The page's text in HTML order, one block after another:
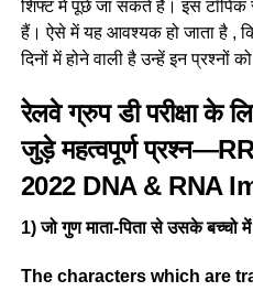
शिफ्ट में पूछे जा सकते हैं। इस टॉपिक
हैं। ऐसे में यह आवश्यक हो जाता है ,
दिनों में होने वाली है उन्हें इन प्रश्नों
रेलवे ग्रुप डी परीक्षा के
जुड़े महत्वपूर्ण
2022 DNA & RNA
1) जो गुण माता-पिता से उसके
The characters which are